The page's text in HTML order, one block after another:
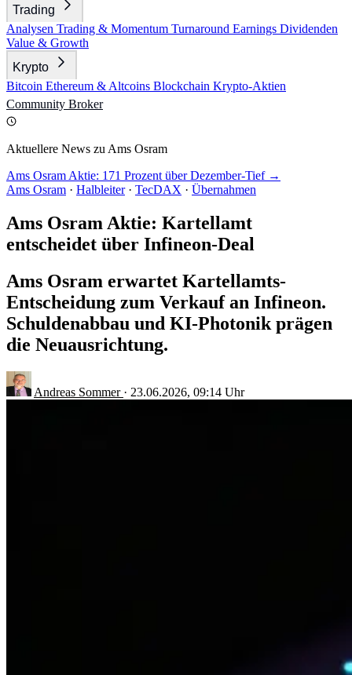
Trading
Analysen Trading & Momentum Turnaround Earnings Dividenden
Value & Growth
Krypto
Bitcoin Ethereum & Altcoins Blockchain Krypto-Aktien
Community Broker
Aktuellere News zu Ams Osram
Ams Osram Aktie: 171 Prozent über Dezember-Tief →
Ams Osram · Halbleiter · TecDAX · Übernahmen
Ams Osram Aktie: Kartellamt
entscheidet über Infineon-Deal
Ams Osram erwartet Kartellamts-
Entscheidung zum Verkauf an Infineon.
Schuldenabbau und KI-Photonik prägen
die Neuausrichtung.
Andreas Sommer · 23.06.2026, 09:14 Uhr